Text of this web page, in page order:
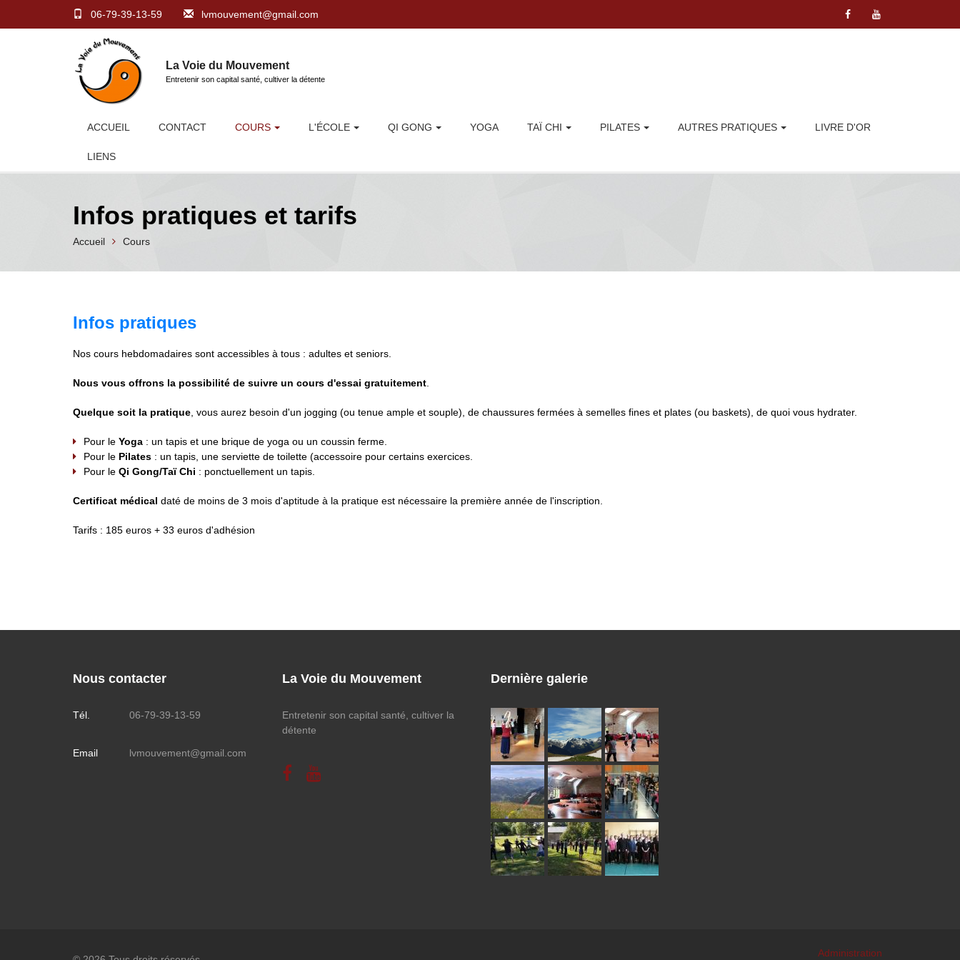
06-79-39-13-59 lvmouvement@gmail.com
La Voie du Mouvement
Entretenir son capital santé, cultiver la détente
ACCUEIL CONTACT COURS L'ÉCOLE QI GONG YOGA TAÏ CHI PILATES AUTRES PRATIQUES LIVRE D'OR
LIENS
Infos pratiques et tarifs
Accueil Cours
Infos pratiques
Nos cours hebdomadaires sont accessibles à tous : adultes et seniors.
Nous vous offrons la possibilité de suivre un cours d'essai gratuitement
Quelque soit la pratique , vous aurez besoin d'un jogging (ou tenue ample et souple), de chaussures fermées à semelles fines et plates (ou baskets), de quoi vous hydrater.
Pour le Yoga : un tapis et une brique de yoga ou un coussin ferme.
Pour le Pilates : un tapis, une serviette de toilette (accessoire pour certains exercices.
Pour le Qi Gong/Taï Chi : ponctuellement un tapis.
Certificat médical daté de moins de 3 mois d'aptitude à la pratique est nécessaire la première année de l'inscription.
Tarifs : 185 euros + 33 euros d'adhésion
Nous contacter
Tél. 06-79-39-13-59
Email lvmouvement@gmail.com
La Voie du Mouvement
Entretenir son capital santé, cultiver la
détente
Dernière galerie
Administration